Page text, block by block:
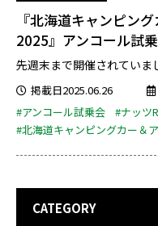
『北海道キャンピン
2025』アンコール試
先週末まで開催されていま
掲載日2025.06.26
#アンコール試乗会
#ナッツ
#北海道キャンピングカー＆
CATEGORY